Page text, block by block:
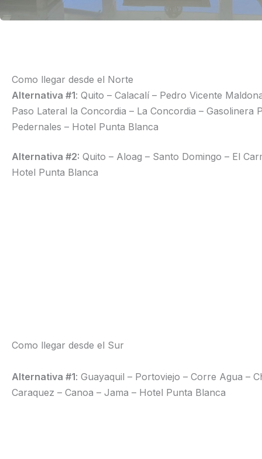
Como llegar desde el Norte
Alternativa #1: Quito – Calacalí – Pedro Vicente
Paso Lateral la Concordia – La Concordia – Gasolinera
Pedernales – Hotel Punta Blanca
Alternativa #2: Quito – Aloag – Santo Domingo – El
Hotel Punta Blanca
Como llegar desde el Sur
Alternativa #1: Guayaquil – Portoviejo – Corre Agua –
Caraquez – Canoa – Jama – Hotel Punta Blanca